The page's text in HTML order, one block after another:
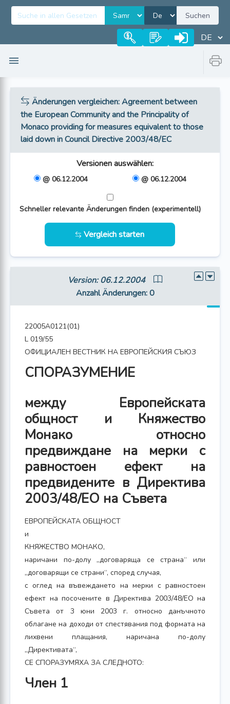
Suchen
Änderungen vergleichen: Agreement between
the European Community and the Principality of
Monaco providing for measures equivalent to those
laid down in Council Directive 2003/48/EC
Versionen auswählen:
@ 06.12.2004 @ 06.12.2004
Schneller relevante Änderungen finden (experimentell)
Vergleich starten
Version: 06.12.2004
Anzahl Änderungen: 0
22005A0121(01)
L 019/55
ОФИЦИАЛЕН ВЕСТНИК НА ЕВРОПЕЙСКИЯ СЪЮЗ
СПОРАЗУМЕНИЕ
между Европейската
общност и Княжество
Монако относно
предвиждане на мерки с
равностоен ефект на
предвидените в Директива
2003/48/ЕО на Съвета
ЕВРОПЕЙСКАТА ОБЩНОСТ
и
КНЯЖЕСТВО МОНАКО,
наричани по-долу „договаряща се страна“ или
„договарящи се страни“, според случая,
с оглед на въвеждането на мерки с равностоен
ефект на посочените в Директива 2003/48/ЕО на
Съвета от 3 юни 2003 г. относно данъчното
облагане на доходи от спестявания под формата на
лихвени плащания, наричана по-долу
„Директивата“,
СЕ СПОРАЗУМЯХА ЗА СЛЕДНОТО:
Член 1